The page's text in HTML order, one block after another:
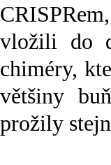
vložili do
chiméry,
většiny
prožily